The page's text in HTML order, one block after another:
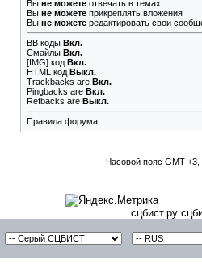
Вы не можете отвечать в темах
Вы не можете прикреплять вложения
Вы не можете редактировать свои
BB коды Вкл.
Смайлы Вкл.
[IMG] код Вкл.
HTML код Выкл.
Trackbacks are Вкл.
Pingbacks are Вкл.
Refbacks are Выкл.
Правила форума
Часовой пояс GMT +3,
сцбист.ру